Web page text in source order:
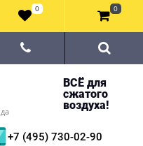
ВСЁ для
сжатого
воздуха!
+7 (495) 730-02-90
0 0